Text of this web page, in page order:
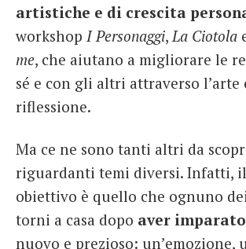
artistiche e di crescita
workshop I Personaggi,La Ciotola
me, che aiutano a migliorare le
sé e con gli altri attraverso l’arte
riflessione.
Ma ce ne sono tanti altri da
riguardanti temi diversi. Infatti,
obiettivo è quello che ognuno
torni a casa dopo aver imparato
nuovo e prezioso: un’emozione,